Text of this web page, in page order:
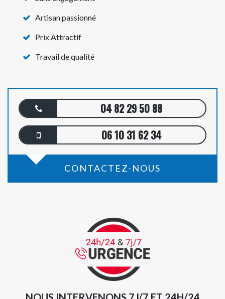
Artisan passionné
Prix Attractif
Travail de qualité
04 82 29 50 88
06 10 31 62 34
CONTACTEZ-NOUS